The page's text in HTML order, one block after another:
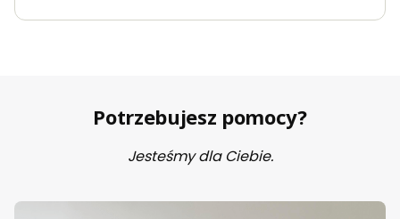
Potrzebujesz pomocy?
Jesteśmy dla Ciebie.